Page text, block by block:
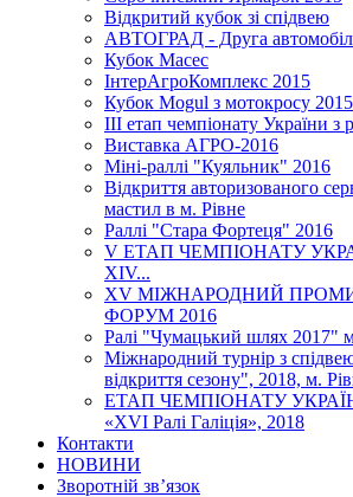
Відкритий кубок зі спідвею
АВТОГРАД - Друга
Кубок Масес
ІнтерАгроКомплекс 2015
Кубок Mogul з мотокросу 2015
ІІІ етап чемпіонату України з
Виставка АГРО-2016
Міні-раллі "Куяльник" 2016
Відкриття авторизованого
мастил в м. Рівне
Раллі "Стара Фортеця" 2016
V ЕТАП ЧЕМПІОНАТУ
XІV...
XV МІЖНАРОДНИЙ
ФОРУМ 2016
Ралі "Чумацький шлях 2017"
Міжнародний турнір з
відкриття сезону", 2018, м.
ЕТАП ЧЕМПІОНАТУ
«XVI Ралі Галіція», 2018
Контакти
НОВИНИ
Зворотній зв’язок